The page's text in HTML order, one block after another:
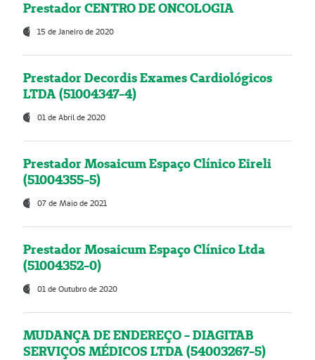
Prestador CENTRO DE ONCOLOGIA
15 de Janeiro de 2020
Prestador Decordis Exames Cardiológicos
LTDA (51004347-4)
01 de Abril de 2020
Prestador Mosaicum Espaço Clínico Eireli
(51004355-5)
07 de Maio de 2021
Prestador Mosaicum Espaço Clínico Ltda
(51004352-0)
01 de Outubro de 2020
MUDANÇA DE ENDEREÇO - DIAGITAB
SERVIÇOS MÉDICOS LTDA (54003267-5)